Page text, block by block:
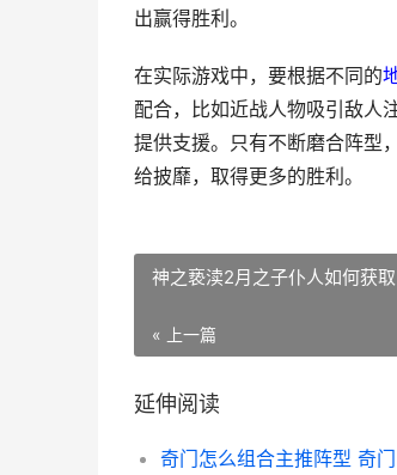
出赢得胜利。
在实际游戏中，要根据不同的
配合，比如近战人物吸引敌人
提供支援。只有不断磨合阵型
给披靡，取得更多的胜利。
神之亵渎2月之子仆人如何获
« 上一篇
延伸阅读
奇门怎么组合主推阵型 奇